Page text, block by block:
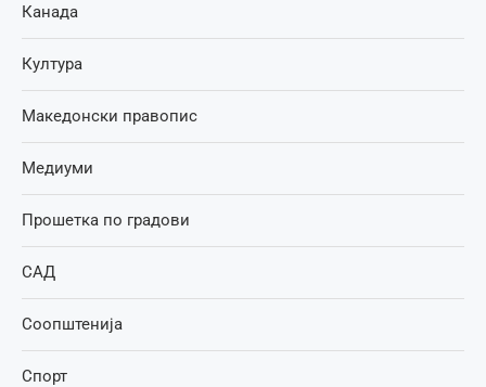
Канада
Култура
Македонски правопис
Медиуми
Прошетка по градови
САД
Соопштенија
Спорт